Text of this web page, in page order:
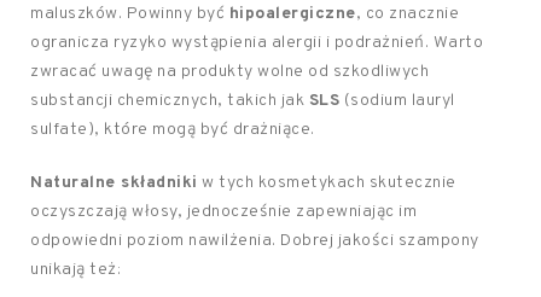
maluszków. Powinny być hipoalergiczne, co znacznie
ogranicza ryzyko wystąpienia alergii i podrażnień. Warto
zwracać uwagę na produkty wolne od szkodliwych
substancji chemicznych, takich jak SLS (sodium lauryl
sulfate), które mogą być drażniące.
Naturalne składniki w tych kosmetykach skutecznie
oczyszczają włosy, jednocześnie zapewniając im
odpowiedni poziom nawilżenia. Dobrej jakości szampony
unikają też: